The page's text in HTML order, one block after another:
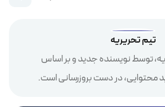
تیم تحریریه
توسط نویسنده جدید و بر اساس
محتوایی، در دست بروزرسانی است.